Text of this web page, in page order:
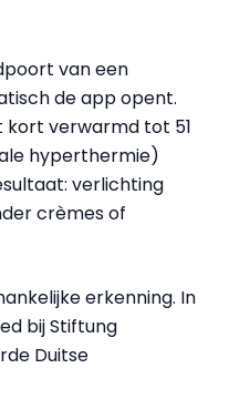
van een
de app opent.
verwarmd tot 51
hyperthermie)
verlichting
crèmes of
erkenning. In
bij Stiftung
Duitse